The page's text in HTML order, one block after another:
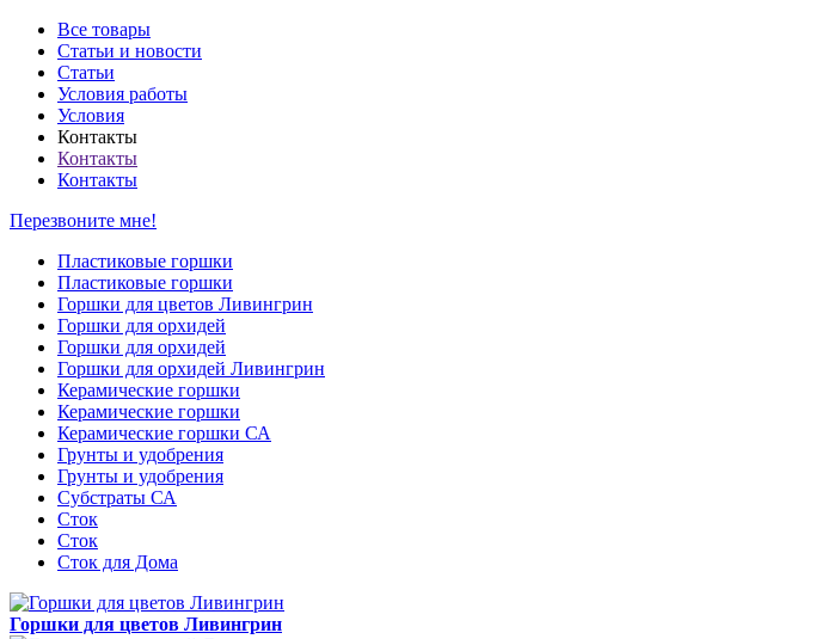
Все товары
Статьи и новости
Статьи
Условия работы
Условия
Контакты
Контакты
Контакты
Перезвоните мне!
Пластиковые горшки
Пластиковые горшки
Горшки для цветов Ливингрин
Горшки для орхидей
Горшки для орхидей
Горшки для орхидей Ливингрин
Керамические горшки
Керамические горшки
Керамические горшки СА
Грунты и удобрения
Грунты и удобрения
Субстраты СА
Сток
Сток
Сток для Дома
Горшки для цветов Ливингрин